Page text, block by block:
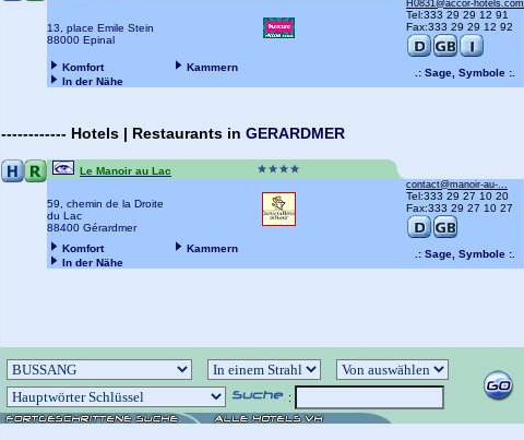
13, place Emile Stein
88000 Epinal
H0831@accor-hotels.com
Tel:333 29 29 12 91
Fax:333 29 29 12 92
Komfort
In der Nähe
Kammern .: Sage, Symbole :.
------------ Hotels | Restaurants in GERARDMER
Le Manoir au Lac
59, chemin de la Droite
du Lac
88400 Gérardmer
contact@manoir-au-...
Tel:333 29 27 10 20
Fax:333 29 27 10 27
Komfort
In der Nähe
Kammern .: Sage, Symbole :.
: